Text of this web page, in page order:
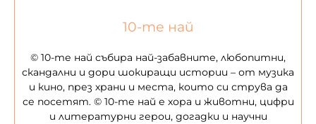
10-те най
© 10-те най събира най-забавните, любопитни,
скандални и дори шокиращи истории – от музика
и кино, през храни и места, които си струва да
се посетят. © 10-те най е хора и животни, цифри
и литературни герои, догадки и научни